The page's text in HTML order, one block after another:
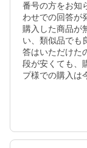
番号の方をお知
わせでの回答が
購入した商品が
い、類似品でも
答はいただけた
段が安くても、
プ様での購入は